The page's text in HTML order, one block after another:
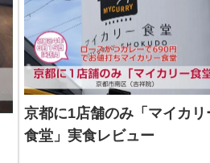
京都に1店舗のみ「マイカリ
食堂」実食レビュー